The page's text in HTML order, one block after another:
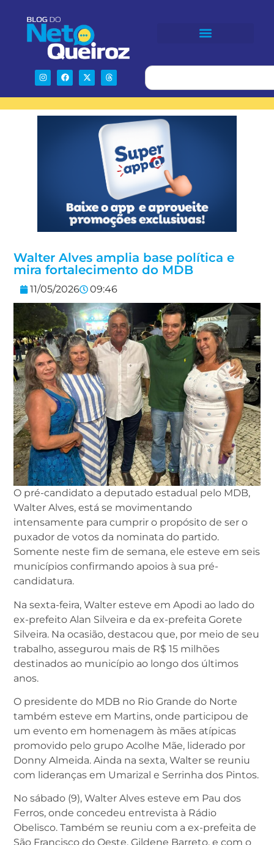
Walter Alves amplia base política e
mira fortalecimento do MDB
11/05/2026 09:46
O pré-candidato a deputado estadual pelo MDB,
Walter Alves, está se movimentando
intensamente para cumprir o propósito de ser o
puxador de votos da nominata do partido.
Somente neste fim de semana, ele esteve em seis
municípios confirmando apoios à sua pré-
candidatura.
Na sexta-feira, Walter esteve em Apodi ao lado do
ex-prefeito Alan Silveira e da ex-prefeita Gorete
Silveira. Na ocasião, destacou que, por meio de seu
trabalho, assegurou mais de R$ 15 milhões
destinados ao município ao longo dos últimos
anos.
O presidente do MDB no Rio Grande do Norte
também esteve em Martins, onde participou de
um evento em homenagem às mães atípicas
promovido pelo grupo Acolhe Mãe, liderado por
Donny Almeida. Ainda na sexta, Walter se reuniu
com lideranças em Umarizal e Serrinha dos Pintos.
No sábado (9), Walter Alves esteve em Pau dos
Ferros, onde concedeu entrevista à Rádio
Obelisco. Também se reuniu com a ex-prefeita de
São Francisco do Oeste, Gildene Barreto, e com o